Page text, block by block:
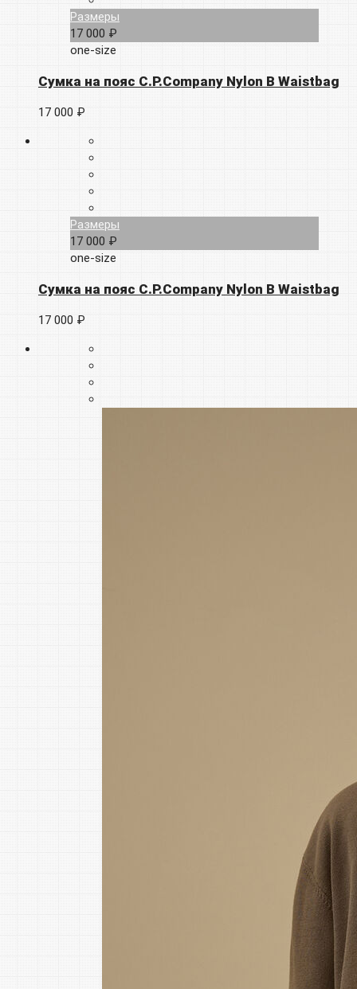
Размеры
17 000 ₽
one-size
Сумка на пояс C.P.Company Nylon B Waistbag
17 000 ₽
Размеры
17 000 ₽
one-size
Сумка на пояс C.P.Company Nylon B Waistbag
17 000 ₽